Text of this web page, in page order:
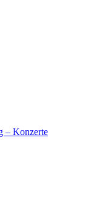
– Konzerte